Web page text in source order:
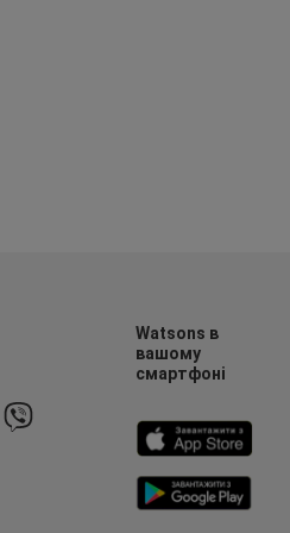
Watsons в
вашому
смартфоні